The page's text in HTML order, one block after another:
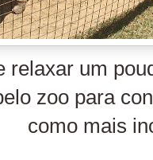
relaxar um
zoo para
como mais